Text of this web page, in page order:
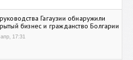
Гагаузии обнаружили
бизнес и гражданство Болгарии
17:31